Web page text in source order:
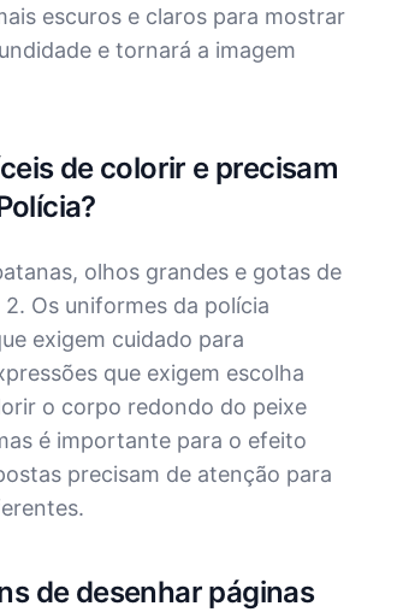
escuros e claros para mostrar
e tornará a imagem
de colorir e precisam
olhos grandes e gotas de
Os uniformes da polícia
exigem cuidado para
que exigem escolha
o corpo redondo do peixe
é importante para o efeito
precisam de atenção para
de desenhar páginas